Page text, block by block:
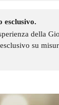
esclusivo.
della
su